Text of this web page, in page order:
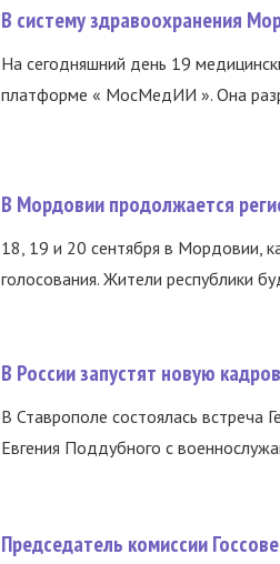
В систему здравоохранения
На сегодняшний день 19
платформе « МосМедИИ ». Она
В Мордовии продолжается
18, 19 и 20 сентября в Мордовии,
голосования. Жители республики
В России запустят новую
В Ставрополе состоялась встреча
Евгения Поддубного с
Председатель комиссии